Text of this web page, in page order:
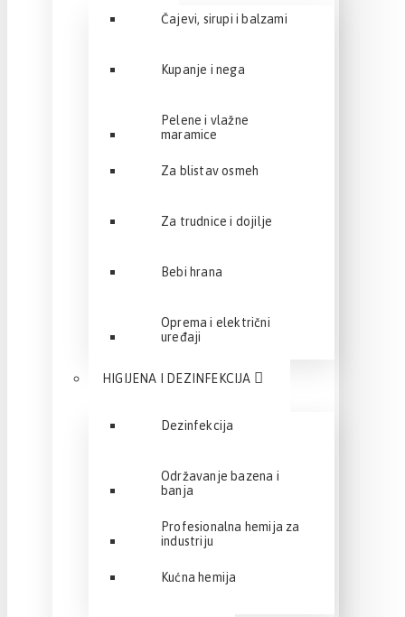
Čajevi, sirupi i balzami
Kupanje i nega
Pelene i vlažne
maramice
Za blistav osmeh
Za trudnice i dojilje
Bebi hrana
Oprema i električni
uređaji
HIGIJENA I DEZINFEKCIJA
Dezinfekcija
Održavanje bazena i
banja
Profesionalna hemija za
industriju
Kućna hemija